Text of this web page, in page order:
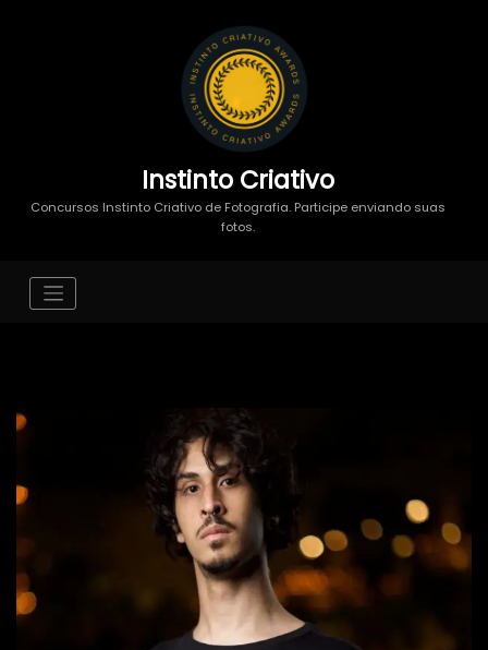
Instinto Criativo
Concursos Instinto Criativo de Fotografia. Participe enviando suas
fotos.